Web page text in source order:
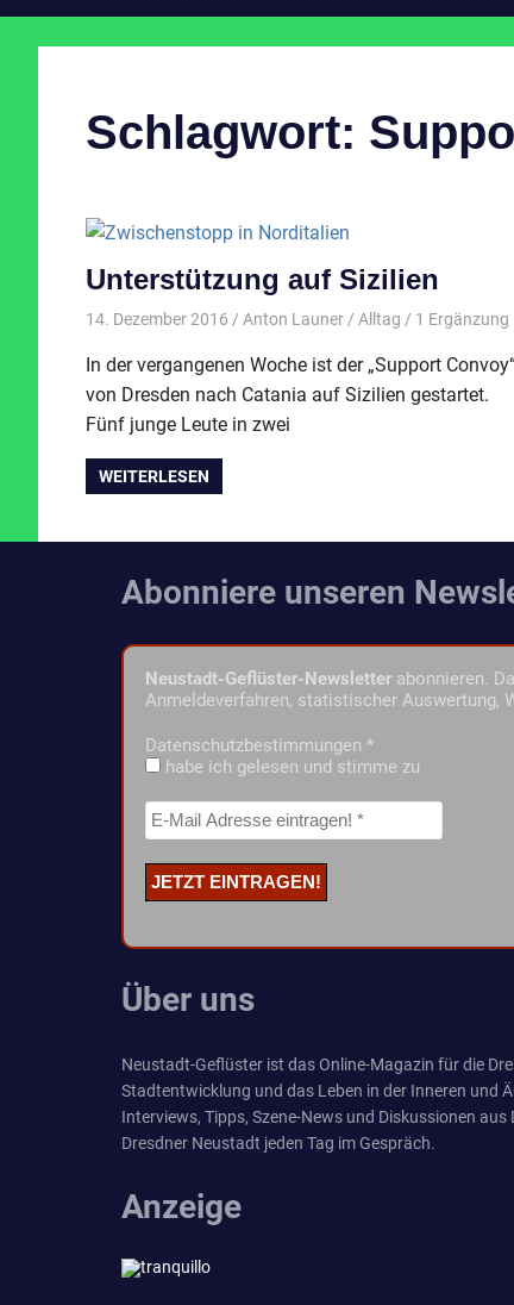
Schlagwort:
Unterstützung auf Sizilien
14. Dezember 2016 Anton Launer Alltag / 1 Ergänzung
In der vergangenen Woche ist der „Support
von Dresden nach Catania auf Sizilien gestartet.
Fünf junge Leute in zwei
WEITERLESEN
Abonniere unseren
Neustadt-Geflüster-Newsletter abonnieren.
Anmeldeverfahren, statistischer Auswertung,
Datenschutzbestimmungen *
habe ich gelesen und stimme zu
Über uns
Neustadt-Geflüster ist das Online-Magazin für die
Stadtentwicklung und das Leben in der Inneren und
Interviews, Tipps, Szene-News und Diskussionen
Dresdner Neustadt jeden Tag im Gespräch.
Anzeige